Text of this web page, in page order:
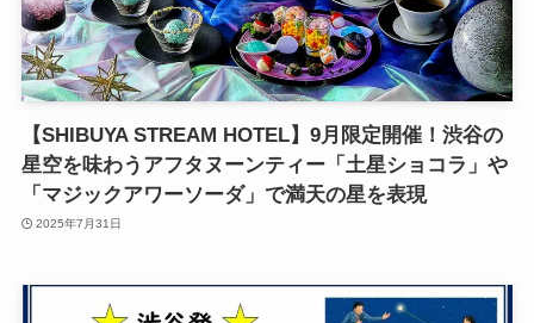
【SHIBUYA STREAM HOTEL】9月限定開催！渋谷の
星空を味わうアフタヌーンティー「土星ショコラ」や
「マジックアワーソーダ」で満天の星を表現
2025年7月31日